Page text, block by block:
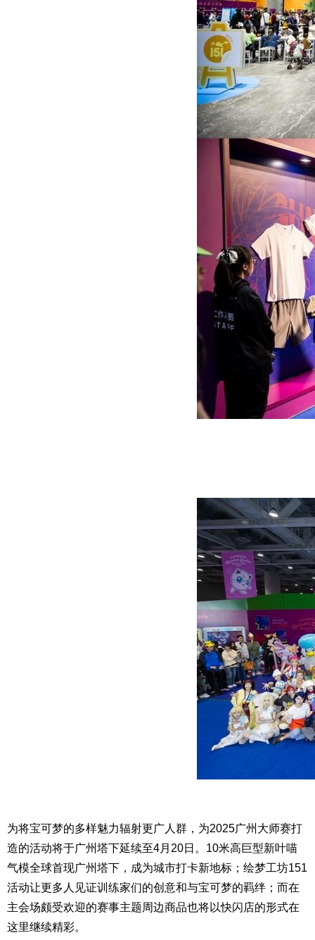
为将宝可梦的多样魅力辐射更广人群，为2025广州大师赛打
造的活动将于广州塔下延续至4月20日。10米高巨型新叶喵
气模全球首现广州塔下，成为城市打卡新地标；绘梦工坊151
活动让更多人见证训练家们的创意和与宝可梦的羁绊；而在
主会场颇受欢迎的赛事主题周边商品也将以快闪店的形式在
这里继续精彩。